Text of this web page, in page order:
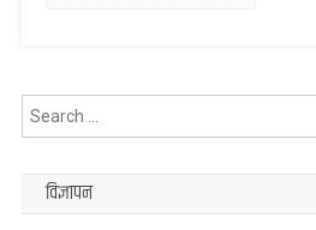
दुनिए
बल्लेबाज..
विज्ञापन